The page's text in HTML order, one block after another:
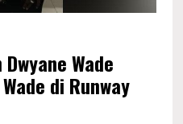
Wade
di Runway